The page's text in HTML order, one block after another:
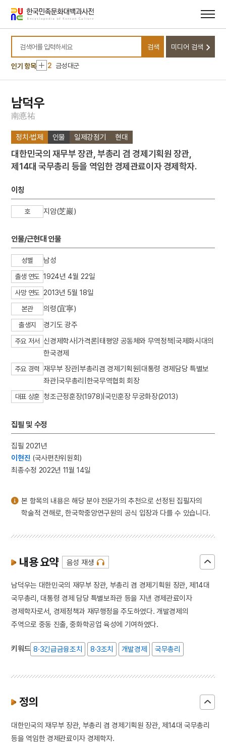
바로가기
바로가기
검색어를 입력하세요
검색 미디어 검색
인기 항목
10 예안초등학교
1 운요호사건
2 금성대군
3 여수·순천 10·19사건
세조
8
세종
9 쌍계사 차나무 시배지
1 운요호사건
2
금성대군
4 통신사
5 합덕지
6 박세교
7 세조
8
세종
9
쌍계사 차나무 시배지
10 예안초등학교
남덕우
南悳祐
정치·법제 인물 일제강점기 현대
대한민국의 재무부 장관, 부총리 겸 경제기획원 장관,
제14대 국무총리 등을 역임한 경제관료이자 경제학자.
이칭
호 지암(芝巖)
인물/근현대 인물
성별 남성
출생 연도 1924년 4월 22일
사망 연도 2013년 5월 18일
본관 의령(宜寧)
출생지 경기도 광주
주요 저서
신경제학사|가격론|태평양 공동체와 무역정책|국제화시대의
한국경제
주요 경력
재무부 장관|부총리겸 경제기획원|대통령 경제담당 특별보
좌관|국무총리|한국무역협회 회장
대표 상훈 청조근정훈장(1978)|국민훈장 무궁화장(2013)
집필 및 수정
집필 2021년
이현진 (국사편찬위원회)
최종수정 2022년 11월 14일
본 항목의 내용은 해당 분야 전문가의 추천으로 선정된 집필자의
학술적 견해로, 한국학중앙연구원의 공식 입장과 다를 수 있습니다.
내용 요약 음성 재생
남덕우는 대한민국의 재무부 장관, 부총리 겸 경제기획원 장관, 제14대
국무총리, 대통령 경제 담당 특별보좌관 등을 지낸 경제관료이자
경제학자로서, 경제정책과 재무행정을 주도하였다. 개발경제의
주역으로 중동 진출, 중화학공업 육성에 기여하였다.
키워드 8·3긴급금융조치 8·3조치 개발경제 국무총리
정의
대한민국의 재무부 장관, 부총리 겸 경제기획원 장관, 제14대 국무총리
등을 역임한 경제관료이자 경제학자.